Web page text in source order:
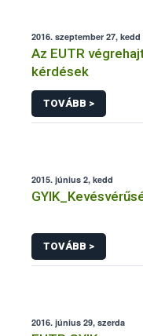
2016. szeptember 27, kedd
Az EUTR
kérdések
TOVÁBB >
2015. június 2, kedd
TOVÁBB >
2016. június 29, szerda